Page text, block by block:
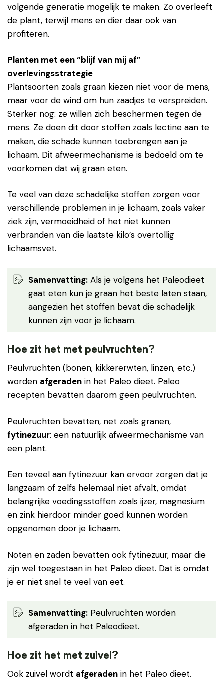
volgende generatie mogelijk te maken. Zo overleeft
de plant, terwijl mens en dier daar ook van
profiteren.
Planten met een “blijf van mij af”
overlevingsstrategie
Plantsoorten zoals graan kiezen niet voor de mens,
maar voor de wind om hun zaadjes te verspreiden.
Sterker nog: ze willen zich beschermen tegen de
mens. Ze doen dit door stoffen zoals lectine aan te
maken, die schade kunnen toebrengen aan je
lichaam. Dit afweermechanisme is bedoeld om te
voorkomen dat wij graan eten.
Te veel van deze schadelijke stoffen zorgen voor
verschillende problemen in je lichaam, zoals vaker
ziek zijn, vermoeidheid of het niet kunnen
verbranden van die laatste kilo’s overtollig
lichaamsvet.
Samenvatting: Als je volgens het Paleodieet
gaat eten kun je graan het beste laten staan,
aangezien het stoffen bevat die schadelijk
kunnen zijn voor je lichaam.
Hoe zit het met peulvruchten?
Peulvruchten (bonen, kikkererwten, linzen, etc.)
worden afgeraden in het Paleo dieet. Paleo
recepten bevatten daarom geen peulvruchten.
Peulvruchten bevatten, net zoals granen,
fytinezuur: een natuurlijk afweermechanisme van
een plant.
Een teveel aan fytinezuur kan ervoor zorgen dat je
langzaam of zelfs helemaal niet afvalt, omdat
belangrijke voedingsstoffen zoals ijzer, magnesium
en zink hierdoor minder goed kunnen worden
opgenomen door je lichaam.
Noten en zaden bevatten ook fytinezuur, maar die
zijn wel toegestaan in het Paleo dieet. Dat is omdat
je er niet snel te veel van eet.
Samenvatting: Peulvruchten worden
afgeraden in het Paleodieet.
Hoe zit het met zuivel?
Ook zuivel wordt afgeraden in het Paleo dieet.